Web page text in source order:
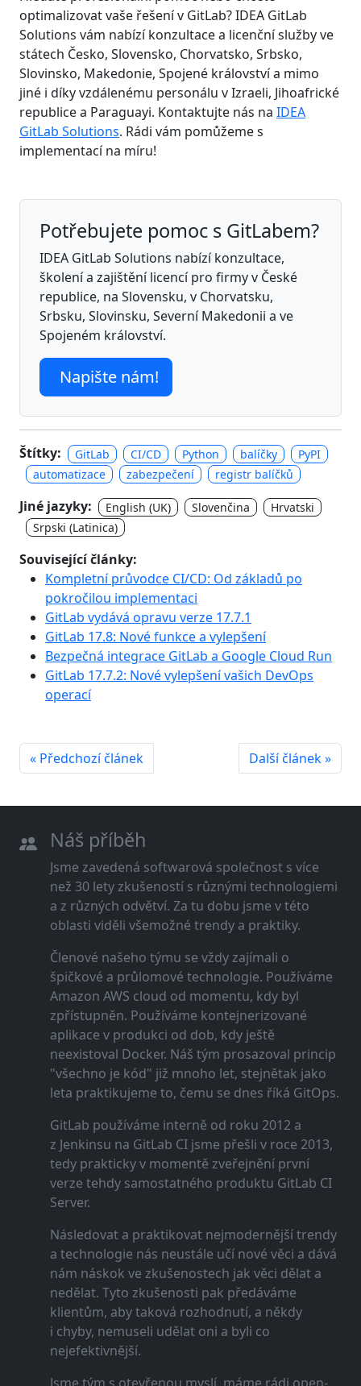
optimalizovat vaše řešení v GitLab? IDEA GitLab
Solutions vám nabízí konzultace a licenční služby ve
státech Česko, Slovensko, Chorvatsko, Srbsko,
Slovinsko, Makedonie, Spojené království a mimo
jiné i díky vzdálenému personálu v Izraeli, Jihoafrické
republice a Paraguayi. Kontaktujte nás na IDEA
GitLab Solutions. Rádi vám pomůžeme s
implementací na míru!
Potřebujete pomoc s GitLabem?
IDEA GitLab Solutions nabízí konzultace,
školení a zajištění licencí pro firmy v České
republice, na Slovensku, v Chorvatsku,
Srbsku, Slovinsku, Severní Makedonii a ve
Spojeném království.
Napište nám!
Štítky: GitLab CI/CD Python balíčky
PyPI
automatizace
zabezpečení registr balíčků
Jiné jazyky: English (UK) Slovenčina
Hrvatski
Srpski (Latinica)
Související články:
Kompletní průvodce CI/CD: Od základů po
pokročilou implementaci
GitLab vydává opravu verze 17.7.1
GitLab 17.8: Nové funkce a vylepšení
Bezpečná integrace GitLab a Google Cloud Run
GitLab 17.7.2: Nové vylepšení vašich DevOps
operací
« Předchozí článek Další článek »
Náš příběh
Jsme zavedená softwarová společnost s více
než 30 lety zkušeností s různými technologiemi
a z různých odvětví. Za tu dobu jsme v této
oblasti viděli všemožné trendy a praktiky.
Členové našeho týmu se vždy zajímali o
špičkové a průlomové technologie. Používáme
Amazon AWS cloud od momentu, kdy byl
zpřístupněn. Používáme kontejnerizované
aplikace v produkci od dob, kdy ještě
neexistoval Docker. Náš tým prosazoval princip
"všechno je kód" již mnoho let, stejnětak jako
leta praktikujeme to, čemu se dnes říká GitOps.
GitLab používáme interně od roku 2012 a
z Jenkinsu na GitLab CI jsme přešli v roce 2013,
tedy prakticky v momentě zveřejnění první
verze tehdy samostatného produktu GitLab CI
Server.
Následovat a praktikovat nejmodernější trendy
a technologie nás neustále učí nové věci a dává
nám náskok ve zkušenostech jak věci dělat a
nedělat. Tyto zkušenosti pak předáváme
klientům, aby taková rozhodnutí, a někdy
i chyby, nemuseli udělat oni a byli co
nejefektivnější.